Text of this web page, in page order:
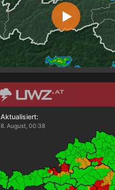
Aktualisiert:
8. August, 00:38